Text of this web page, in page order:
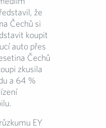
že
Čechů si
koupit
auto přes
Čechů
zkusila
a 64 %
EY